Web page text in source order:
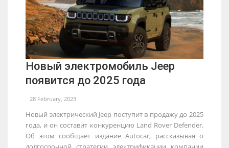
Новый электромобиль Jeep
появится до 2025 года
28 February, 2023
Новый электрический Jeep поступит в продажу до 2025
года, и он составит конкуренцию Land Rover Defender.
Об этом сообщает издание Autocar, рассказывая о